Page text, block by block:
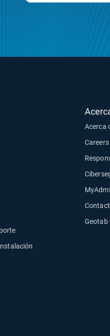
en una nueva ventana
nueva ventana
Acerca
Careers
Geotab